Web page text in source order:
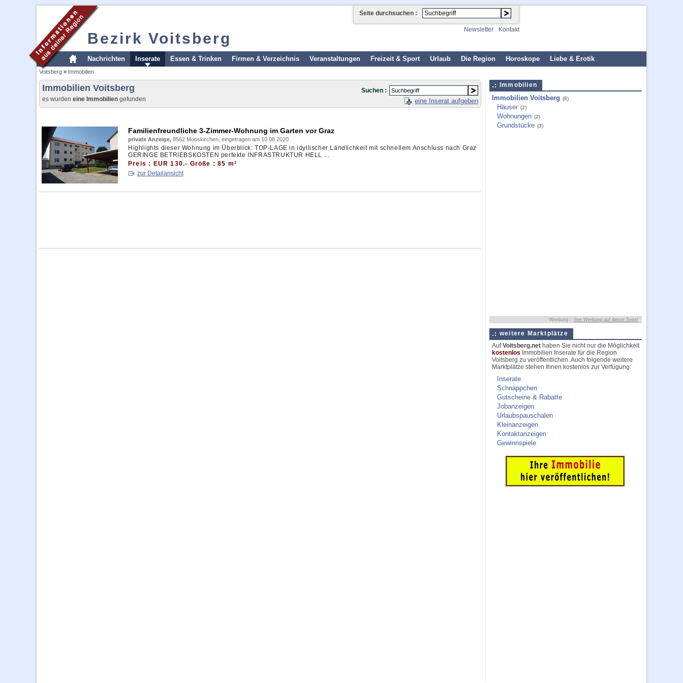
Bezirk Voitsberg
Seite durchsuchen :
Newsletter Kontakt
Nachrichten Inserate Essen & Trinken Firmen & Verzeichnis Veranstaltungen Freizeit & Sport Urlaub Die Region Horoskope Liebe & Erotik
Voitsberg » Immobilien
Immobilien Voitsberg
es wurden eine Immobilien gefunden
Suchen :
eine Inserat aufgeben
Familienfreundliche 3-Zimmer-Wohnung im Garten vor Graz
private Anzeige, 8562 Mooskirchen, eingetragen am 10.08.2020
Highlights dieser Wohnung im Überblick: TOP-LAGE in idyllischer Ländlichkeit mit schnellem Anschluss nach Graz
GERINGE BETRIEBSKOSTEN perfekte INFRASTRUKTUR HELL ...
Preis : EUR 130.- Größe : 85 m²
zur Detailansicht
Immobilien
Immobilien Voitsberg (8)
Häuser (2)
Wohnungen (2)
Grundstücke (3)
Werbung : Ihre Werbung auf dieser Seite!
weitere Marktplätze
AufVoitsberg.net haben Sie nicht nur die Möglichkeit
kostenlos Immobilien Inserate für die Region
Voitsberg zu veröffentlichen. Auch folgende weitere
Marktplätze stehen Ihnen kostenlos zur Verfügung:
Inserate
Schnäppchen
Gutscheine & Rabatte
Jobanzeigen
Urlaubspauschalen
Kleinanzeigen
Kontaktanzeigen
Gewinnspiele